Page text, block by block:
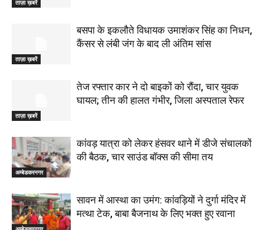
ताज़ा ख़बरें
ताज़ा ख़बरें
बसपा के इकलौते विधायक उमाशंकर सिंह का निधन,
कैंसर से लंबी जंग के बाद ली अंतिम सांस
ताज़ा ख़बरें
तेज रफ्तार कार ने दो बाइकों को रौंदा, चार युवक
घायल; तीन की हालत गंभीर, जिला अस्पताल रेफर
अम्बेडकरनगर
कांवड़ यात्रा को लेकर हंसवर थाने में डीजे संचालकों
की बैठक, चार साउंड बॉक्स की सीमा तय
सावन में आस्था का उमंग: कांवड़ियों ने दुर्गा मंदिर में
मत्था टेक, बाबा बैजनाथ के लिए भक्त हुए रवाना